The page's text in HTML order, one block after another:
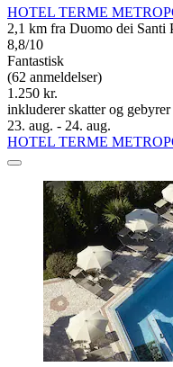
HOTEL TERME
2,1 km fra Duomo dei Santi
8,8/10
Fantastisk
(62 anmeldelser)
1.250 kr.
inkluderer skatter og gebyrer
23. aug. - 24. aug.
HOTEL TERME